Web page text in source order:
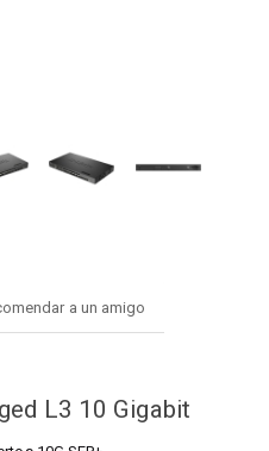
a un amigo
L3 10 Gigabit